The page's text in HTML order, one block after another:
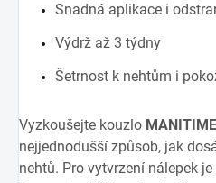
Snadná aplikace i
Výdrž až 3 týdny
Šetrnost k nehtům i
Vyzkoušejte kouzlo MANITIME
nejjednodušší způsob, jak
nehtů. Pro vytvrzení nálepek